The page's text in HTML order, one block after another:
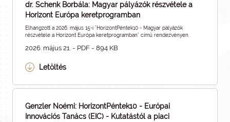
dr. Schenk Borbála: Magyar pályázók részvétele a
Horizont Európa keretprogramban
Elhangzott a 2026. május 15-i "HorizontPéntek10 - Magyar pályázók
részvétele a Horizont Európa keretprogramban" című rendezvényen.
2026. május 21. - PDF - 894 KB
Letöltés
Genzler Noémi: HorizontPéntek10 - Európai
Innovációs Tanács (EIC) - Kutatástól a piaci